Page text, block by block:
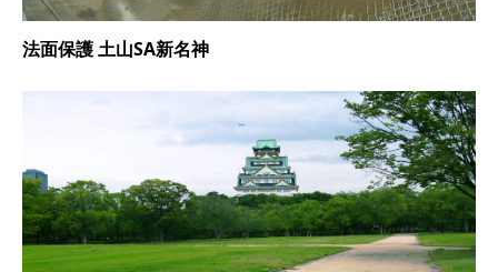
法面保護 土山SA新名神